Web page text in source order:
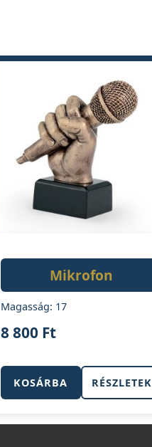
Mikrofon
Magasság: 17
8 800 Ft
KOSÁRBA RÉSZLETEK